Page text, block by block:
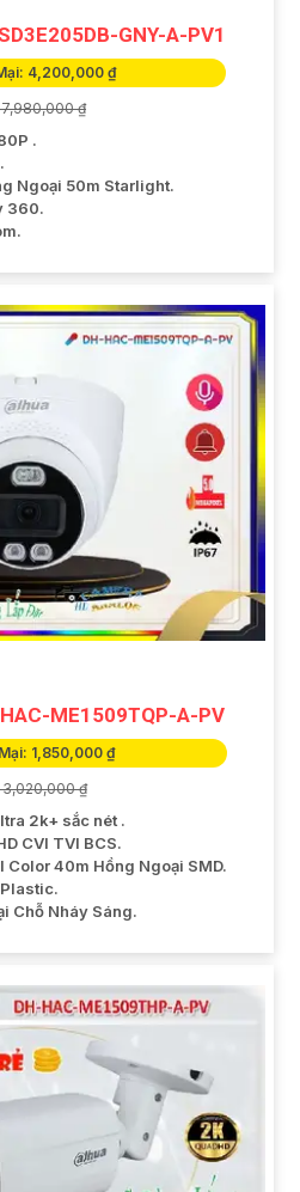
GNY-A-PV1
4,200,000 ₫
7,980,000 ₫
.
Ngoại 50m Starlight.
360.
ME1509TQP-A-PV
1,850,000 ₫
3,020,000 ₫
2k+ sắc nét .
CVI TVI BCS.
Color 40m Hồng Ngoại SMD.
Chỗ Nháy Sáng.